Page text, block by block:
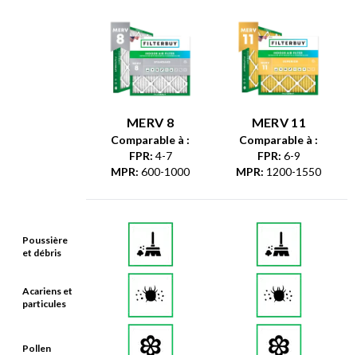
Poussière
et débris
Acariens et
particules
Pollen
MERV 8
Comparable à :
FPR: 4-7
MPR: 600-1000
MERV 11
Comparable à :
FPR: 6-9
MPR: 1200-1550